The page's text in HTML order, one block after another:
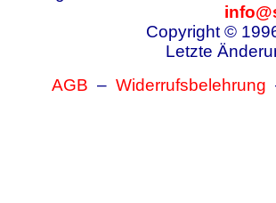
Copyright ©
Letzte
AGB – Widerrufsbelehrung